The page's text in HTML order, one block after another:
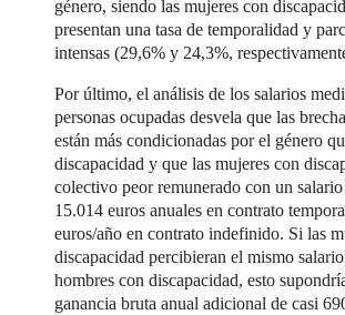
género, siendo las mujeres con
presentan una tasa de temporalidad y
intensas (29,6% y 24,3%,
Por último, el análisis de los salarios
personas ocupadas desvela que las
están más condicionadas por el género
discapacidad y que las mujeres con
colectivo peor remunerado con un
15.014 euros anuales en contrato
euros/año en contrato indefinido. Si las
discapacidad percibieran el mismo
hombres con discapacidad, esto
ganancia bruta anual adicional de casi